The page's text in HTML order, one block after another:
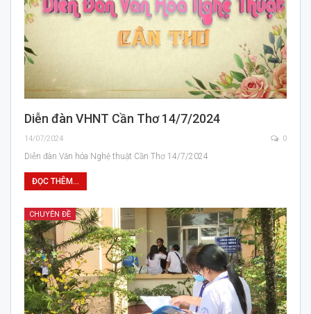
Diễn đàn VHNT Cần Thơ 14/7/2024
14/07/2024 0
Diễn đàn Văn hóa Nghệ thuật Cần Thơ 14/7/2024
ĐỌC THÊM...
CHUYÊN ĐỀ